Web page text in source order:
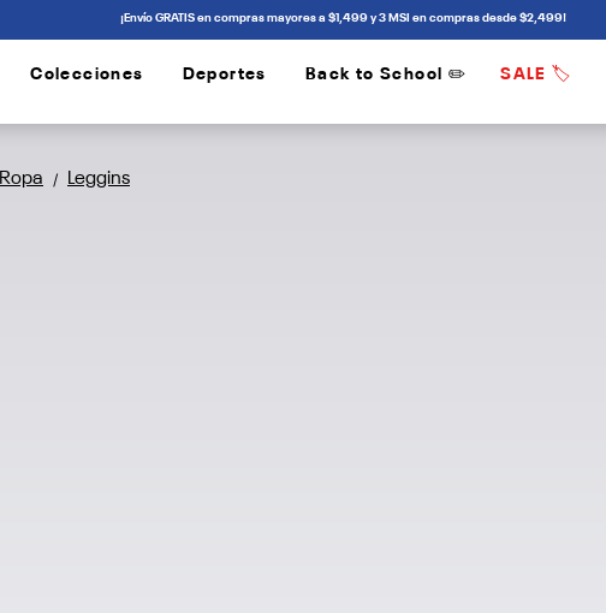
¡Envío GRATIS en compras mayores a $1,499 y 3 MSI en compras desde $2,499!
Colecciones Deportes Back to School ✏️ SALE 🏷️
Ropa / Leggins